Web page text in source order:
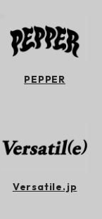
PEPPER
Versatile.jp